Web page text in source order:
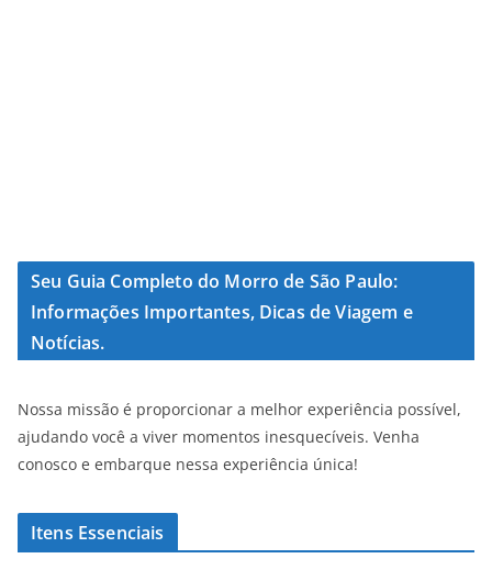
Seu Guia Completo do Morro de São Paulo:
Informações Importantes, Dicas de Viagem e
Notícias.
Nossa missão é proporcionar a melhor experiência possível,
ajudando você a viver momentos inesquecíveis. Venha
conosco e embarque nessa experiência única!
Itens Essenciais